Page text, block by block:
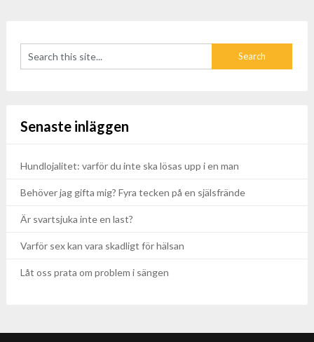
Senaste inläggen
Hundlojalitet: varför du inte ska lösas upp i en man
Behöver jag gifta mig? Fyra tecken på en själsfrände
Är svartsjuka inte en last?
Varför sex kan vara skadligt för hälsan
Låt oss prata om problem i sängen